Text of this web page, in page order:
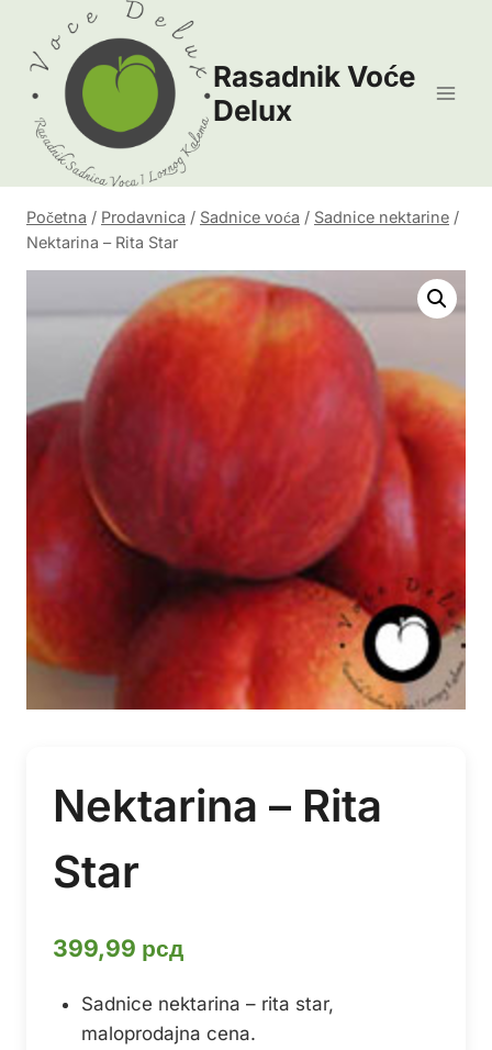
content
Rasadnik Voće
Delux
Početna / Prodavnica / Sadnice voća / Sadnice nektarine /
Nektarina – Rita Star
Nektarina – Rita
Star
399,99 рсд
Sadnice nektarina – rita star,
maloprodajna cena.